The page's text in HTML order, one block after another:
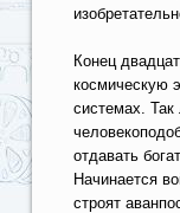
Конец
космическую
системах.
отдавать
Начинается
строят